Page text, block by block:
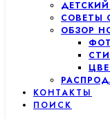
СОВЕТЫ
ОБЗОР
КОНТАКТЫ
ПОИСК